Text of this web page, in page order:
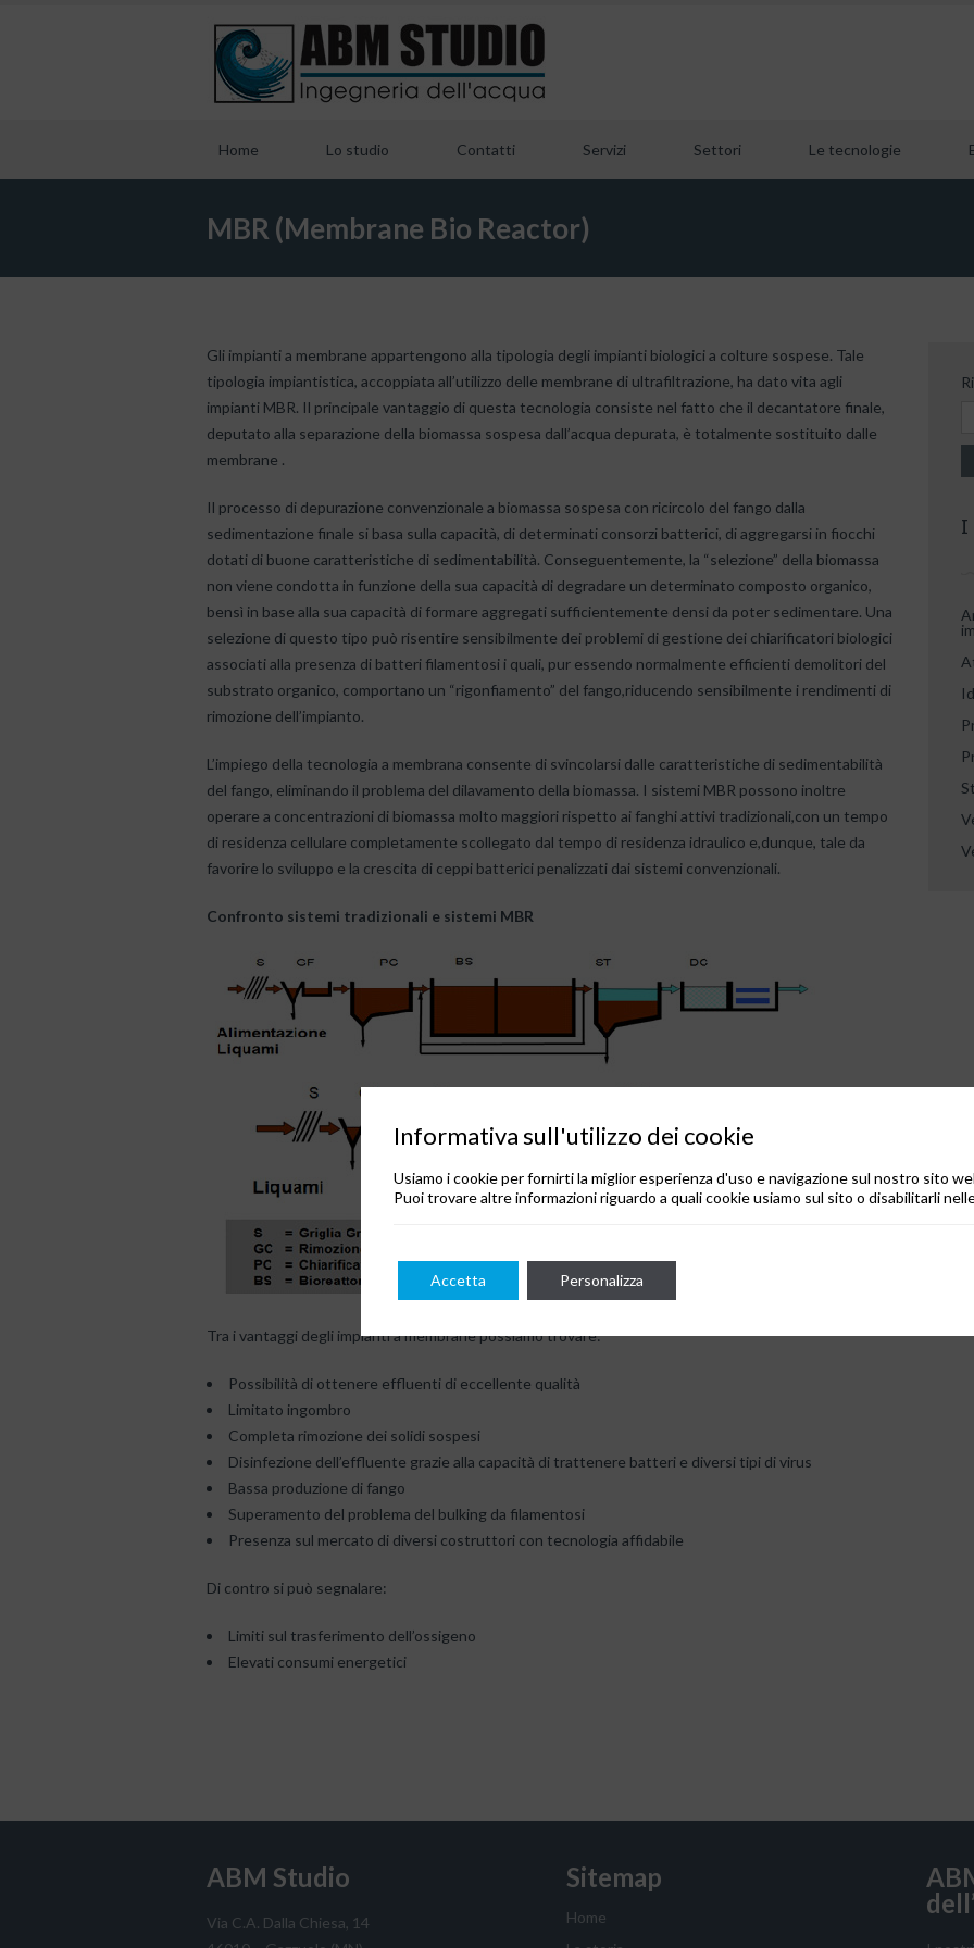
Home Lo studio Contatti Servizi Settori Le tecnologie
MBR (Membrane Bio Reactor)
Gli impianti a membrane appartengono alla tipologia degli impianti biologici a colture sospese. Tale
tipologia impiantistica, accoppiata all’utilizzo delle membrane di ultrafiltrazione, ha dato vita agli
impianti MBR. Il principale vantaggio di questa tecnologia consiste nel fatto che il decantatore finale,
deputato alla separazione della biomassa sospesa dall’acqua depurata, è totalmente sostituito dalle
membrane .
Il processo di depurazione convenzionale a biomassa sospesa con ricircolo del fango dalla
sedimentazione finale si basa sulla capacità, di determinati consorzi batterici, di aggregarsi in fiocchi
dotati di buone caratteristiche di sedimentabilità. Conseguentemente, la “selezione” della biomassa
non viene condotta in funzione della sua capacità di degradare un determinato composto organico,
bensì in base alla sua capacità di formare aggregati sufficientemente densi da poter sedimentare. Una
selezione di questo tipo può risentire sensibilmente dei problemi di gestione dei chiarificatori biologici
associati alla presenza di batteri filamentosi i quali, pur essendo normalmente efficienti demolitori del
substrato organico, comportano un “rigonfiamento” del fango,riducendo sensibilmente i rendimenti di
rimozione dell’impianto.
L’impiego della tecnologia a membrana consente di svincolarsi dalle caratteristiche di sedimentabilità
del fango, eliminando il problema del dilavamento della biomassa. I sistemi MBR possono inoltre
operare a concentrazioni di biomassa molto maggiori rispetto ai fanghi attivi tradizionali,con un tempo
di residenza cellulare completamente scollegato dal tempo di residenza idraulico e,dunque, tale da
favorire lo sviluppo e la crescita di ceppi batterici penalizzati dai sistemi convenzionali.
Confronto sistemi tradizionali e sistemi MBR
Tra i vantaggi degli impianti a membrane possiamo trovare:
Possibilità di ottenere effluenti di eccellente qualità
Limitato ingombro
Completa rimozione dei solidi sospesi
Disinfezione dell’effluente grazie alla capacità di trattenere batteri e diversi tipi di virus
Bassa produzione di fango
Superamento del problema del bulking da filamentosi
Presenza sul mercato di diversi costruttori con tecnologia affidabile
Di contro si può segnalare:
Limiti sul trasferimento dell’ossigeno
Elevati consumi energetici
I
ABM Studio
Via C.A. Dalla Chiesa, 14
Sitemap
Home
Informativa sull'utilizzo dei cookie
Usiamo i cookie per fornirti la miglior esperienza d'uso e navigazione sul nostro sito
Puoi trovare altre informazioni riguardo a quali cookie usiamo sul sito o disabilitarli
Accetta Personalizza